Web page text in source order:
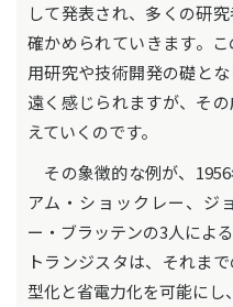
して発表され、多くの研
確かめられていきます。
用研究や技術開発の礎と
遠く感じられますが、そ
えていくのです。
その象徴的な例が、
アム・ショックレー、ジ
ー・ブラッテンの3人によ
トランジスタは、それま
型化と省電力化を可能にし